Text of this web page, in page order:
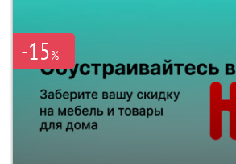
-15%